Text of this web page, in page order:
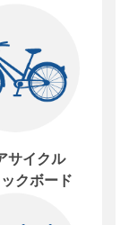
サイクル
クボード